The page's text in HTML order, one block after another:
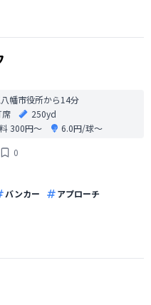
幡市役所から14分
席
250yd
300円〜
6.0円/球〜
0
バンカー
アプローチ